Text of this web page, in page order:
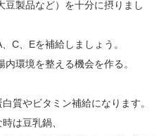
製品など）を十分に摂りまし
、Eを補給しましょう。
環境を整える機会を作る。
質やビタミン補給になります。
は豆乳鍋、